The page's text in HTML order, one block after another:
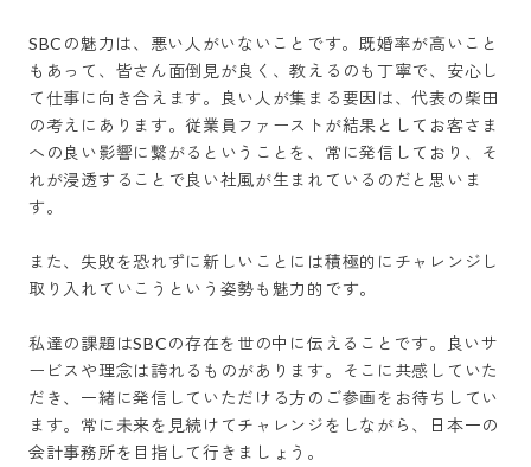
SBCの魅力は、悪い人がいないことです。既婚率が高いこと
もあって、皆さん面倒見が良く、教えるのも丁寧で、安心し
て仕事に向き合えます。良い人が集まる要因は、代表の柴田
の考えにあります。従業員ファーストが結果としてお客さま
への良い影響に繋がるということを、常に発信しており、そ
れが浸透することで良い社風が生まれているのだと思いま
す。
また、失敗を恐れずに新しいことには積極的にチャレンジし
取り入れていこうという姿勢も魅力的です。
私達の課題はSBCの存在を世の中に伝えることです。良いサ
ービスや理念は誇れるものがあります。そこに共感していた
だき、一緒に発信していただける方のご参画をお待ちしてい
ます。常に未来を見続けてチャレンジをしながら、日本一の
会計事務所を目指して行きましょう。